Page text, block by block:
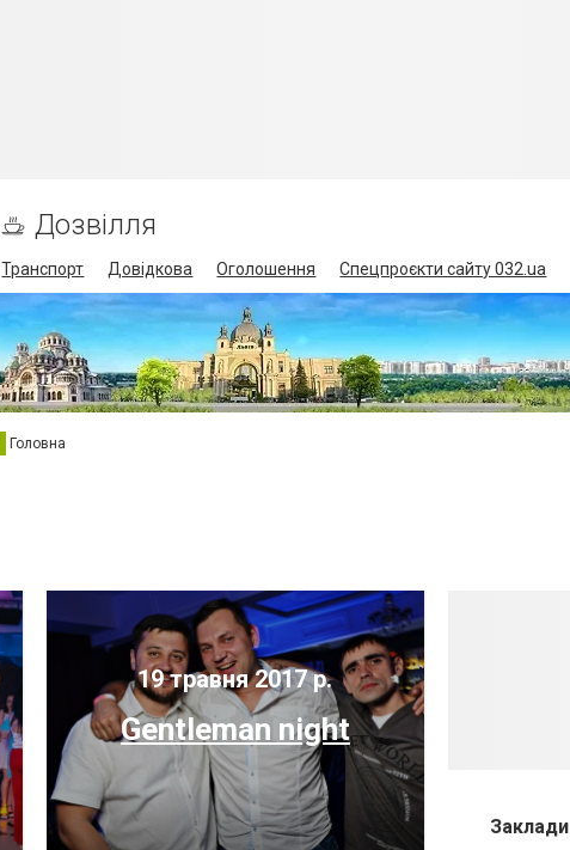
Дозвілля
Транспорт Довідкова Оголошення Спецпроєкти сайту 032.ua
Головна
19 травня 2017 р.
Gentleman night
Заклади